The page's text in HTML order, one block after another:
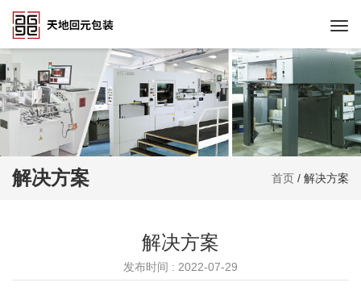
解决方案 首页 / 解决方案
解决方案
发布时间 : 2022-07-29